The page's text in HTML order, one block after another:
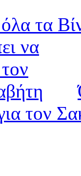
τα
τον